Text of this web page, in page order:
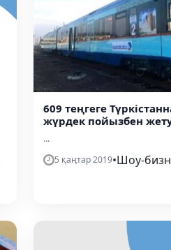
609 теңгеге
жүрдек пойызбен
...
5 қаңтар 2019•Шоу-